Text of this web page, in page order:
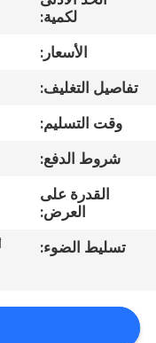
مراقبة
الجودة
أخبار
اطلب
اقتباس
الموقع
لكمية:
الأسعار:
تفاصيل التغليف:
وقت التسليم:
شروط الدفع:
القدرة على
العرض:
تسليط الضوء: